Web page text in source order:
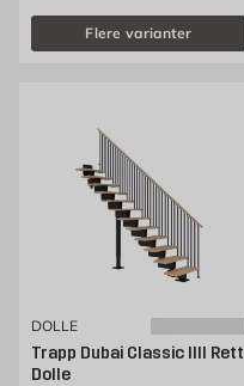
Flere varianter
DOLLE
Trapp Dubai Classic IIII Rett
Dolle